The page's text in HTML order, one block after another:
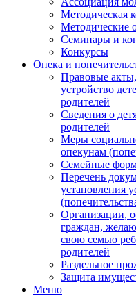
Методическая
Методические
Семинары и
Конкурсы
Опека и
Правовые
устройство
родителей
Сведения о
родителей
Меры
опекунам
Семейные
Перечень
установления
Организации,
граждан,
свою семью
родителей
Раздельное
Защита
Меню